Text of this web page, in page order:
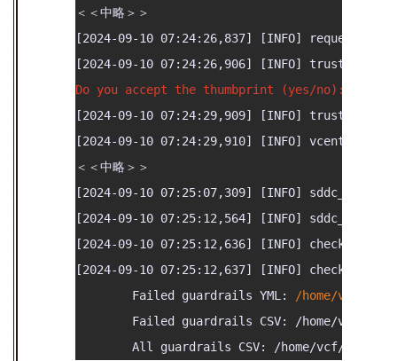
＜＜中略＞＞
[2024-09-10 07:24:26,837] [INFO]
[2024-09-10 07:24:29,909] [INFO]
[2024-09-10 07:24:29,910] [INFO]
＜＜中略＞＞
[2024-09-10 07:25:07,309] [INFO]
[2024-09-10 07:25:12,564] [INFO]
[2024-09-10 07:25:12,636] [INFO]
[2024-09-10 07:25:12,637] [INFO]
        Failed guardrails YML:
/home/vcf/
Failed guardrails CSV: /home/vcf/